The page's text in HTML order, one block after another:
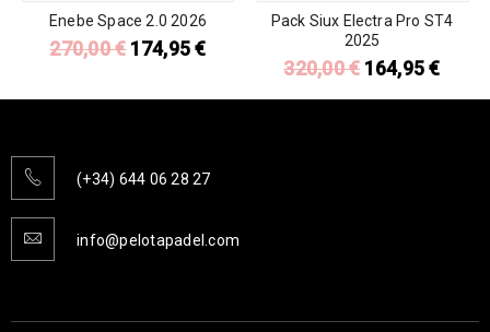
Enebe Space 2.0 2026
270,00€ 174,95€
Pack Siux Electra Pro ST4
2025
320,00€ 164,95€
(+34) 644 06 28 27
info@pelotapadel.com